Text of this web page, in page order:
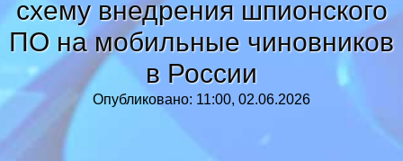
схему внедрения шпионского
ПО на мобильные чиновников
в России
Опубликовано: 11:00, 02.06.2026
Рубрики»
Правила »
Контакт